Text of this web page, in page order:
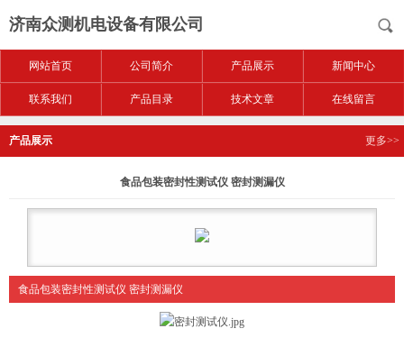
济南众测机电设备有限公司
网站首页 公司简介 产品展示 新闻中心
联系我们 产品目录 技术文章 在线留言
产品展示 更多>>
食品包装密封性测试仪 密封测漏仪
食品包装密封性测试仪 密封测漏仪